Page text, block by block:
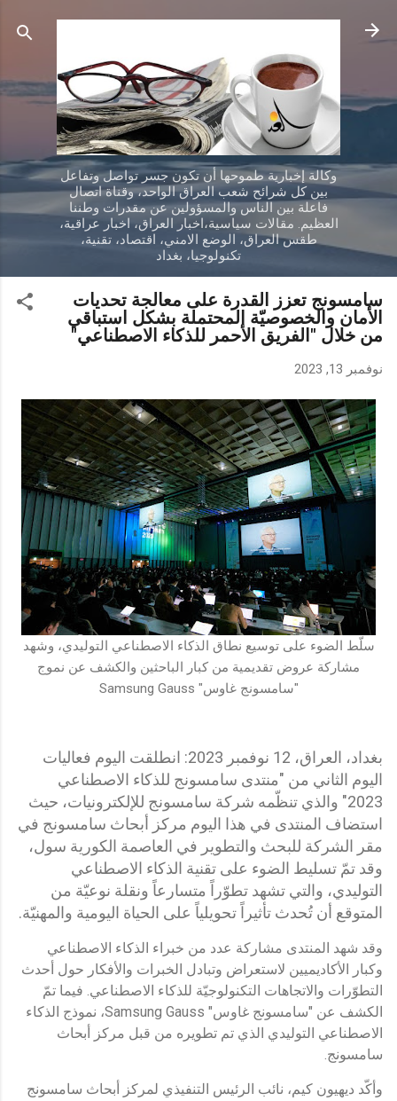
التخطي إلى المحتوى الرئيسي
وكالة إخبارية طموحها أن تكون جسر تواصل وتفاعل
بين كل شرائح شعب العراق الواحد، وقناة اتصال
فاعلة بين الناس والمسؤولين عن مقدرات وطننا
العظيم. مقالات سياسية،اخبار العراق، اخبار عراقية،
طقس العراق، الوضع الامني، اقتصاد، تقنية،
تكنولوجيا، بغداد
سامسونج تعزز القدرة على معالجة تحديات
الأمان والخصوصيّة المحتملة بشكل استباقي
من خلال "الفريق الأحمر للذكاء الاصطناعي"
نوفمبر 13, 2023
سلّط الضوء على توسيع نطاق الذكاء الاصطناعي التوليدي، وشهد
مشاركة عروض تقديمية من كبار الباحثين والكشف عن نموج
"سامسونج غاوس" Samsung Gauss
بغداد، العراق، 12 نوفمبر 2023: انطلقت اليوم فعاليات
اليوم الثاني من "منتدى سامسونج للذكاء الاصطناعي
2023" والذي تنظّمه شركة سامسونج للإلكترونيات، حيث
استضاف المنتدى في هذا اليوم مركز أبحاث سامسونج في
مقر الشركة للبحث والتطوير في العاصمة الكورية سول،
وقد تمّ تسليط الضوء على تقنية الذكاء الاصطناعي
التوليدي، والتي تشهد تطوّراً متسارعاً ونقلة نوعيّة من
المتوقع أن تُحدث تأثيراً تحويلياً على الحياة اليومية والمهنيّة.
وقد شهد المنتدى مشاركة عدد من خبراء الذكاء الاصطناعي
وكبار الأكاديميين لاستعراض وتبادل الخبرات والأفكار حول أحدث
التطوّرات والاتجاهات التكنولوجيّة للذكاء الاصطناعي. فيما تمّ
الكشف عن "سامسونج غاوس" Samsung Gauss، نموذج الذكاء
الاصطناعي التوليدي الذي تم تطويره من قبل مركز أبحاث
سامسونج.
وأكّد ديهيون كيم، نائب الرئيس التنفيذي لمركز أبحاث سامسونج